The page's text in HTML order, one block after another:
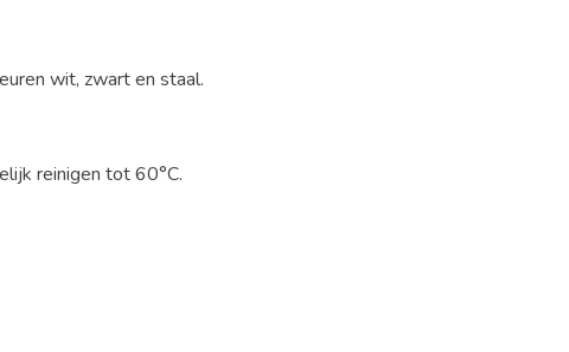
wit, zwart en staal.
reinigen tot 60°C.